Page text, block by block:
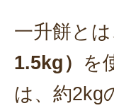
一升餅とは
1.5kg） を
は、約2kg